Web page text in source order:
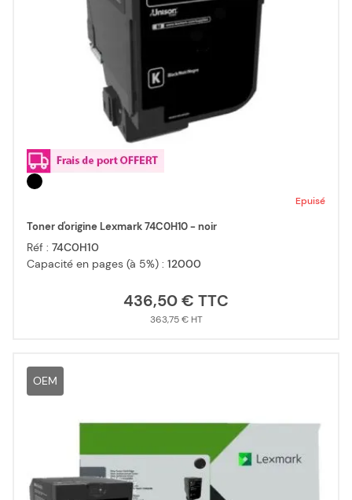
Epuisé
Toner d'origine Lexmark 74C0H10 - noir
Réf : 74C0H10
Capacité en pages (à 5%) : 12000
436,50 €
363,75 €
OEM